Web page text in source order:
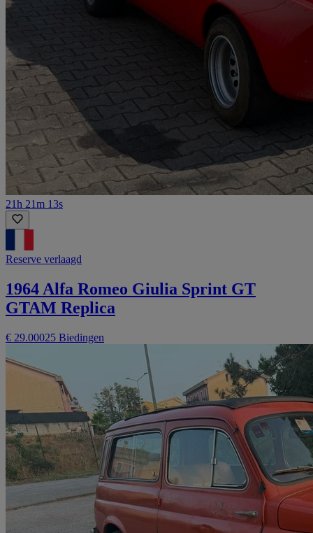
21h 21m 13s
Reserve verlaagd
1964 Alfa Romeo Giulia Sprint GT
GTAM Replica
€ 29.00025 Biedingen